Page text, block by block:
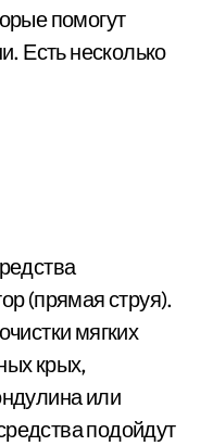
помогут
Есть несколько
(прямая струя).
мягких
крых,
или
подойдут